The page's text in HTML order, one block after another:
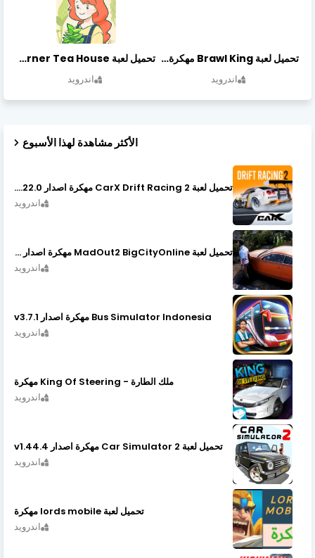
تحميل لعبة Brawl King مهكرة أخر إصدار
اندرويد
تحميل لعبة Little Corner Tea House مهكرة أخر إصدار
اندرويد
الأكثر مشاهدة لهذا الأسبوع
تحميل لعبة CarX Drift Racing 2 مهكرة اصدار v1.22.0
اندرويد
تحميل لعبة MadOut2 BigCityOnline مهكرة اصدار v10.48
اندرويد
Bus Simulator Indonesia مهكرة اصدار v3.7.1
اندرويد
ملك الطارة - King Of Steering مهكرة
اندرويد
تحميل لعبة Car Simulator 2 مهكرة اصدار v1.44.4
اندرويد
تحميل لعبة lords mobile مهكرة
اندرويد